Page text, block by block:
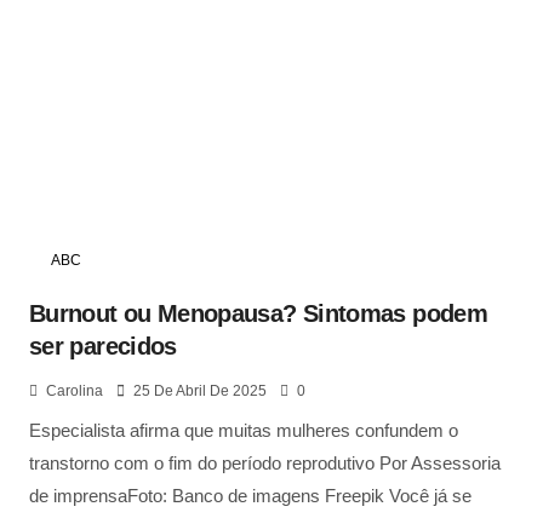
ABC
Burnout ou Menopausa? Sintomas podem
ser parecidos
Carolina 25 De Abril De 2025 0
Especialista afirma que muitas mulheres confundem o
transtorno com o fim do período reprodutivo Por Assessoria
de imprensaFoto: Banco de imagens Freepik Você já se